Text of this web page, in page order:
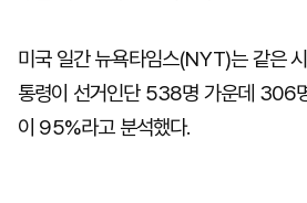
미국 일간 뉴욕타임스(NYT)는 같은
통령이 선거인단 538명 가운데 306
이 95%라고 분석했다.